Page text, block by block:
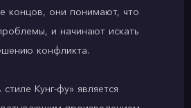
концов, они понимают, что
и начинают искать
конфликта.
Кунг-фу» является